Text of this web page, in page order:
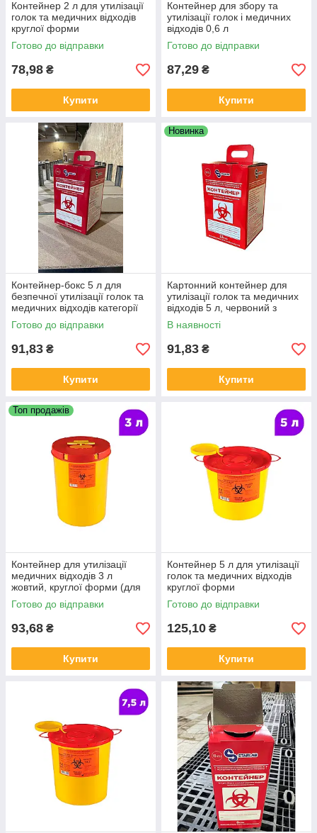
Контейнер 2 л для утилізації
голок та медичних відходів
круглої форми
Готово до відправки
78,98 ₴
Купити
Контейнер для збору та
утилізації голок і медичних
відходів 0,6 л
Готово до відправки
87,29 ₴
Купити
Контейнер-бокс 5 л для
безпечної утилізації голок та
медичних відходів категорії
«B»
Готово до відправки
91,83 ₴
Купити
Новинка
Картонний контейнер для
утилізації голок та медичних
відходів 5 л, червоний з
фольгою (фольгований
всередині)
В наявності
91,83 ₴
Купити
Топ продажів
Контейнер для утилізації
медичних відходів 3 л
жовтий, круглої форми (для
використаних голок та
шприців)
Готово до відправки
93,68 ₴
Купити
Контейнер 5 л для утилізації
голок та медичних відходів
круглої форми
Готово до відправки
125,10 ₴
Купити